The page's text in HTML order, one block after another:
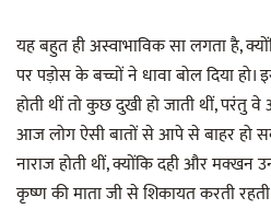
यह बहुत ही अस्वाभाविक सा लगता है,
पर पड़ोस के बच्चों ने धावा बोल दिया
होती थीं तो कुछ दुखी हो जाती थीं,
आज लोग ऐसी बातों से आपे से बाहर हो
नाराज होती थीं, क्योंकि दही और मक्खन
कृष्ण की माता जी से शिकायत करती